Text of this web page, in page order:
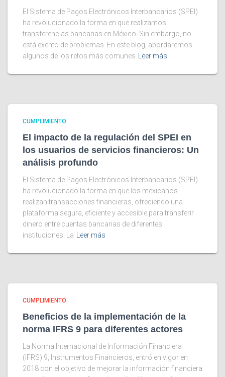
El Sistema de Pagos Electrónicos Interbancarios (SPEI)
ha revolucionado la forma en que realizamos
transferencias bancarias en México. Sin embargo, no
está exento de problemas. En este blog, abordaremos
algunos de los retos más comunes
Leer más
CUMPLIMIENTO
El impacto de la regulación del SPEI en
los usuarios de servicios financieros: Un
análisis profundo
El Sistema de Pagos Electrónicos Interbancarios (SPEI)
ha revolucionado la forma en que los mexicanos
realizan transacciones financieras, ofreciendo una
plataforma segura, eficiente y accesible para transferir
dinero entre cuentas bancarias de diferentes
instituciones. La
Leer más
CUMPLIMIENTO
Beneficios de la implementación de la
norma IFRS 9 para diferentes actores
La Norma Internacional de Información Financiera
(IFRS) 9, Instrumentos Financieros, entró en vigor en
2018 con el objetivo de mejorar la información financiera